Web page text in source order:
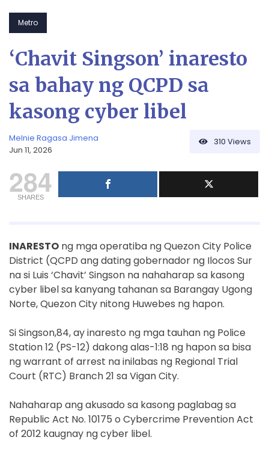
Metro
‘Chavit Singson’ inaresto
sa bahay ng QCPD sa
kasong cyber libel
Melnie Ragasa Jimena
Jun 11, 2026
310 Views
284
SHARES
INARESTO ng mga operatiba ng Quezon City Police
District (QCPD ang dating gobernador ng Ilocos Sur
na si Luis ‘Chavit’ Singson na nahaharap sa kasong
cyber libel sa kanyang tahanan sa Barangay Ugong
Norte, Quezon City nitong Huwebes ng hapon.
Si Singson,84, ay inaresto ng mga tauhan ng Police
Station 12 (PS-12) dakong alas-1:18 ng hapon sa bisa
ng warrant of arrest na inilabas ng Regional Trial
Court (RTC) Branch 21 sa Vigan City.
Nahaharap ang akusado sa kasong paglabag sa
Republic Act No. 10175 o Cybercrime Prevention Act
of 2012 kaugnay ng cyber libel.